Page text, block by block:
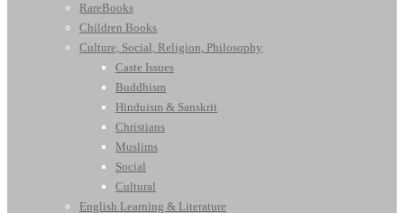
RareBooks
Children Books
Culture, Social, Religion, Philosophy
Caste Issues
Buddhism
Hinduism & Sanskrit
Christians
Muslims
Social
Cultural
English Learning & Literature